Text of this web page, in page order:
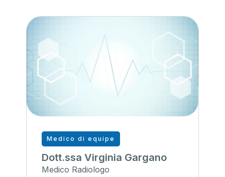
Medico di equipe
Dott.ssa Virginia Gargano
Medico Radiologo